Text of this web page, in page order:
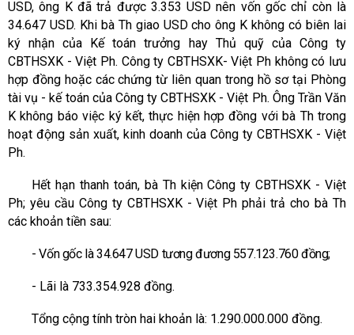
USD, ông K đã trả được 3.353 USD nên vốn gốc chỉ còn là
34.647 USD. Khi bà Th giao USD cho ông K không có biên lai
ký nhận của Kế toán trưởng hay Thủ quỹ của Công ty
CBTHSXK - Việt Ph. Công ty CBTHSXK- Việt Ph không có lưu
hợp đồng hoặc các chứng từ liên quan trong hồ sơ tại Phòng
tài vụ - kế toán của Công ty CBTHSXK - Việt Ph. Ông Trần Văn
K không báo việc ký kết, thực hiện hợp đồng với bà Th trong
hoạt động sản xuất, kinh doanh của Công ty CBTHSXK - Việt
Ph.
Hết hạn thanh toán, bà Th kiện Công ty CBTHSXK - Việt
Ph; yêu cầu Công ty CBTHSXK - Việt Ph phải trả cho bà Th
các khoản tiền sau:
- Vốn gốc là 34.647 USD tương đương 557.123.760 đồng;
- Lãi là 733.354.928 đồng.
Tổng cộng tính tròn hai khoản là: 1.290.000.000 đồng.